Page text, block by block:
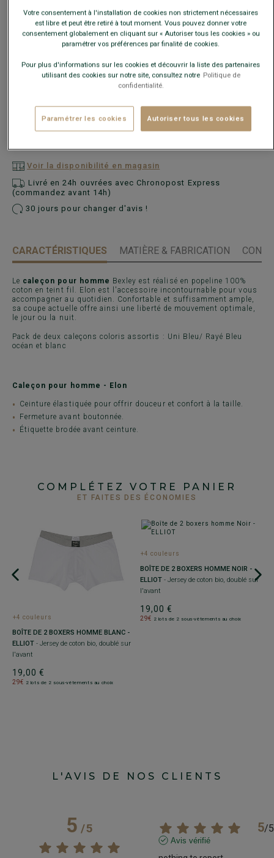
Guide des tailles
+ AJOUTER AU PANIER
Voir la disponibilité en magasin
Livré en 24h ouvrées avec Chronopost Express
(commandez avant 14h)
30 jours pour changer d'avis !
CARACTÉRISTIQUES MATIÈRE & FABRICATION
Le caleçon pour homme Bexley est réalisé en popeline 100%
coton en teint fil. Elon est l'accessoire incontournable pour vous
accompagner au quotidien. Confortable et suffisamment ample,
sa coupe actuelle offre ainsi une liberté de mouvement optimale,
le jour ou la nuit.
Pack de deux caleçons coloris assortis : Uni Bleu/ Rayé Bleu
océan et blanc
Caleçon pour homme - Elon
Ceinture élastiquée pour offrir douceur et confort à la taille.
Fermeture avant boutonnée.
Étiquette brodée avant ceinture.
COMPLÉTEZ VOTRE PANIER
ET FAITES DES ÉCONOMIES
+4 couleurs
BOÎTE DE 2 BOXERS HOMME BLANC -
ELLIOT - Jersey de coton bio, doublé sur
l'avant
19,00 €
29€ 2 lots de 2 sous-vêtements au choix
+4 couleurs
BOÎTE DE 2 BOXERS HOMME NOIR -
ELLIOT - Jersey de coton bio, doublé sur
l'avant
19,00 €
29€ 2 lots de 2 sous-vêtements au choix
L'AVIS DE NOS CLIENTS
5/5 5/5
Avis vérifié
Votre consentement à l'installation de cookies non strictement nécessaires
est libre et peut être retiré à tout moment. Vous pouvez donner votre
consentement globalement en cliquant sur « Autoriser tous les cookies » ou
paramétrer vos préférences par finalité de cookies.
Pour plus d'informations sur les cookies et découvrir la liste des partenaires
utilisant des cookies sur notre site, consultez notre Politique de
confidentialité.
Paramétrer les cookies Autoriser tous les cookies